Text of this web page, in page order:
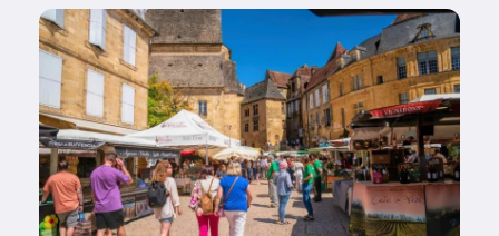
Image